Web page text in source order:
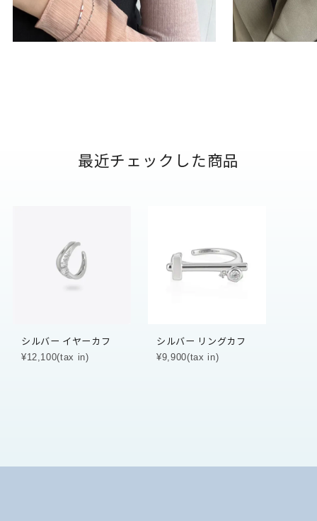
最近チェックした商品
シルバー イヤーカフ
¥12,100(tax in)
シルバー リングカフ
¥9,900(tax in)